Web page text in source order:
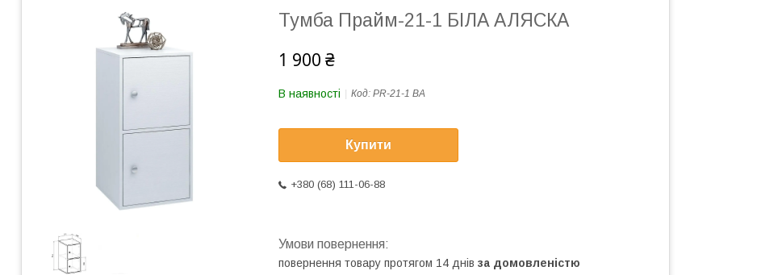
Тумба Прайм-21-1 БІЛА АЛЯСКА
1 900 ₴
В наявності Код: PR-21-1 BA
Купити
+380 (68) 111-06-88
повернення товару протягом 14 днів за домовленістю